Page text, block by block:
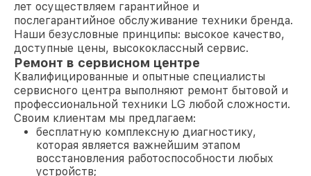
лет осуществляем гарантийное и
послегарантийное обслуживание техники бренда.
Наши безусловные принципы: высокое качество,
доступные цены, высококлассный сервис.
Ремонт в сервисном центре
Квалифицированные и опытные специалисты
сервисного центра выполняют ремонт бытовой и
профессиональной техники LG любой сложности.
Своим клиентам мы предлагаем:
бесплатную комплексную диагностику,
которая является важнейшим этапом
восстановления работоспособности любых
устройств;